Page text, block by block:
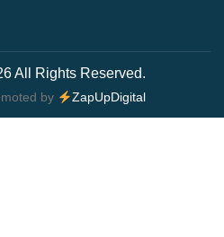
All Rights Reserved.
by ZapUpDigital